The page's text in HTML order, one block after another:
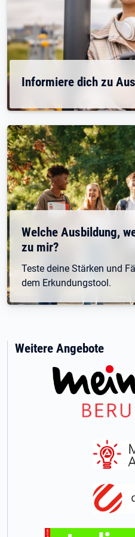
Informiere dich zu
Welche Ausbildung,
zu mir?
Teste deine Stärken und
dem Erkundungstool.
Weitere Angebote